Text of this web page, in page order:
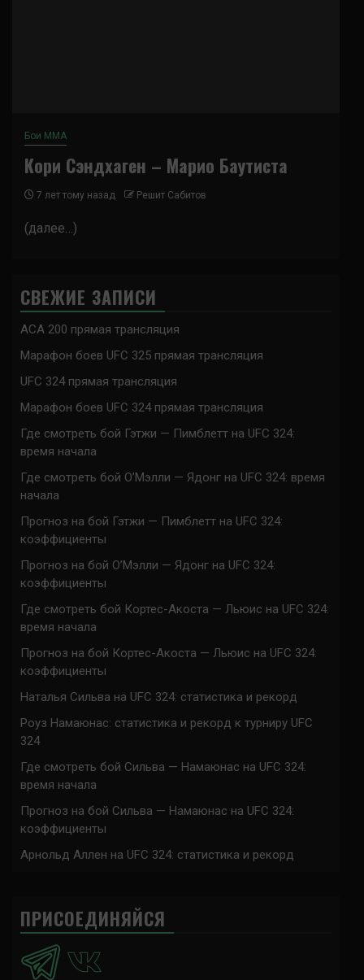
Бои ММА
Кори Сэндхаген – Марио Баутиста
7 лет тому назад Решит Сабитов
(далее…)
СВЕЖИЕ ЗАПИСИ
ACA 200 прямая трансляция
Марафон боев UFC 325 прямая трансляция
UFC 324 прямая трансляция
Марафон боев UFC 324 прямая трансляция
Где смотреть бой Гэтжи — Пимблетт на UFC 324:
время начала
Где смотреть бой О’Мэлли — Ядонг на UFC 324: время
начала
Прогноз на бой Гэтжи — Пимблетт на UFC 324:
коэффициенты
Прогноз на бой О’Мэлли — Ядонг на UFC 324:
коэффициенты
Где смотреть бой Кортес-Акоста — Льюис на UFC 324:
время начала
Прогноз на бой Кортес-Акоста — Льюис на UFC 324:
коэффициенты
Наталья Сильва на UFC 324: статистика и рекорд
Роуз Намаюнас: статистика и рекорд к турниру UFC
324
Где смотреть бой Сильва — Намаюнас на UFC 324:
время начала
Прогноз на бой Сильва — Намаюнас на UFC 324:
коэффициенты
Арнольд Аллен на UFC 324: статистика и рекорд
ПРИСОЕДИНЯЙСЯ